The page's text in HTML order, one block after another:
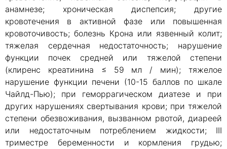
анамнезе; хроническая диспепсия; другие
кровотечения в активной фазе или повышенная
кровоточивость; болезнь Крона или язвенный колит;
тяжелая сердечная недостаточность; нарушение
функции почек средней или тяжелой степени
(клиренс креатинина ≤ 59 мл / мин); тяжелое
нарушение функции печени (10-15 баллов по шкале
Чайлд-Пью); при геморрагическом диатезе и при
других нарушениях свертывания крови; при тяжелой
степени обезвоживания, вызванном рвотой, диареей
или недостаточным потреблением жидкости; III
триместре беременности и кормления грудью;